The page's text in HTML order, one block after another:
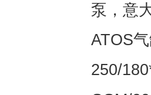
泵，意
ATOS
250/